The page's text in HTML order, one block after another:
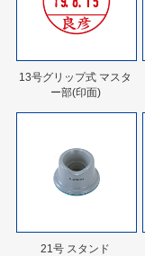
13号グリップ式 マスタ
ー部(印面)
21号 スタンド